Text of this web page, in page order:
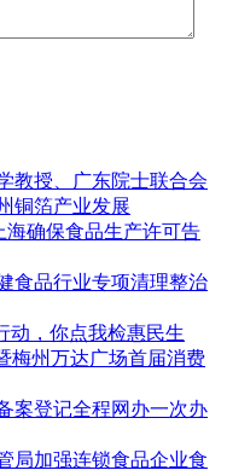
教授、广东院士联合会
铜箔产业发展
海确保食品生产许可告
食品行业专项清理整治
动，你点我检惠民生
梅州万达广场首届消费
案登记全程网办一次办
局加强连锁食品企业食